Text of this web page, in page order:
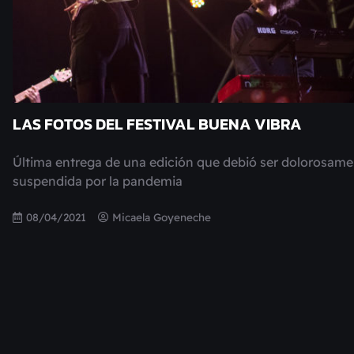
LAS FOTOS DEL FESTIVAL BUENA VIBRA
Última entrega de una edición que debió ser
suspendida por la pandemia
08/04/2021 Micaela Goyeneche